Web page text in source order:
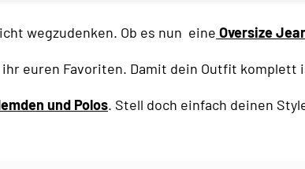
wegzudenken. Ob es nun eine Oversize
euren Favoriten. Damit dein Outfit
und Polos. Stell doch einfach deinen